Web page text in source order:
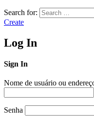
Search for:
Create
Log In
Sign In
Nome de usuário ou
Senha